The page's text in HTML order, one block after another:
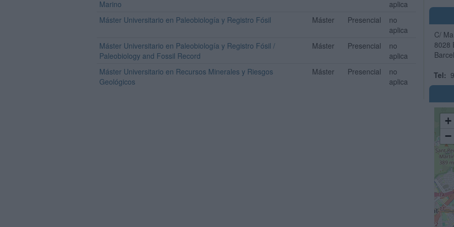
Marino
aplica
Máster Universitario en Paleobiología y Registro Fósil
Máster Presencial
no
aplica
Máster Universitario en Paleobiología y Registro Fósil /
Paleobiology and Fossil Record
Máster Presencial
no
aplica
Máster Universitario en Recursos Minerales y Riesgos
Geológicos
Máster Presencial
no
aplica
C/
8028
Tel:
+
−